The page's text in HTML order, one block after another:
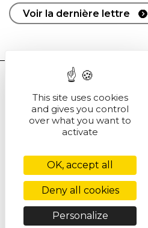
Voir la dernière lettre
© Société Chimique de
This site uses cookies
and gives you control
over what you want to
activate
OK, accept all
Deny all cookies
Personalize